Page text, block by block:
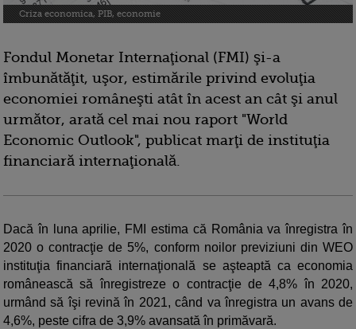
Criza economica, PIB, economie
Fondul Monetar Internaţional (FMI) şi-a
îmbunătăţit, uşor, estimările privind evoluţia
economiei româneşti atât în acest an cât şi anul
următor, arată cel mai nou raport "World
Economic Outlook", publicat marţi de instituţia
financiară internaţională.
Dacă în luna aprilie, FMI estima că România va înregistra în
2020 o contracţie de 5%, conform noilor previziuni din WEO
instituţia financiară internaţională se aşteaptă ca economia
românească să înregistreze o contracţie de 4,8% în 2020,
urmând să îşi revină în 2021, când va înregistra un avans de
4,6%, peste cifra de 3,9% avansată în primăvară.